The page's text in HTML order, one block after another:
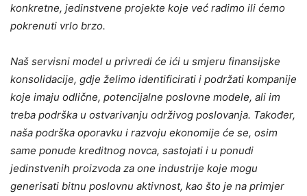
konkretne, jedinstvene projekte koje već radimo ili ćemo
pokrenuti vrlo brzo.
Naš servisni model u privredi će ići u smjeru finansijske
konsolidacije, gdje želimo identificirati i podržati kompanije
koje imaju odlične, potencijalne poslovne modele, ali im
treba podrška u ostvarivanju održivog poslovanja. Također,
naša podrška oporavku i razvoju ekonomije će se, osim
same ponude kreditnog novca, sastojati i u ponudi
jedinstvenih proizvoda za one industrije koje mogu
generisati bitnu poslovnu aktivnost, kao što je na primjer